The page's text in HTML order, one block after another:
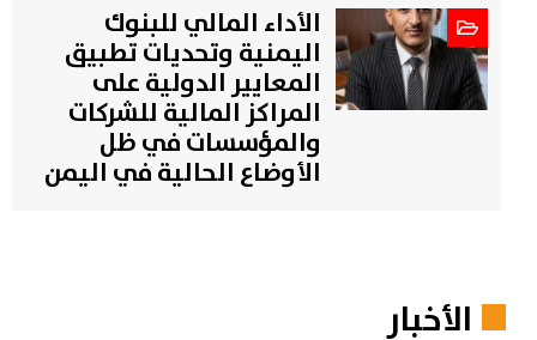
الأداء المالي للبنوك
اليمنية وتحديات تطبيق
المعايير الدولية على
المراكز المالية للشركات
والمؤسسات في ظل
الأوضاع الحالية في اليمن
الأخبار